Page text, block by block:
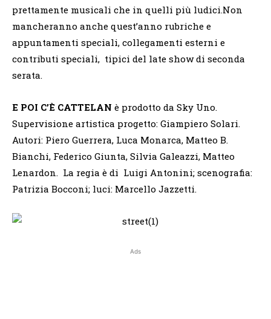
prettamente musicali che in quelli più ludici.Non
mancheranno anche quest’anno rubriche e
appuntamenti speciali, collegamenti esterni e
contributi speciali, tipici del late show di seconda
serata.
E POI C’È CATTELAN è prodotto da Sky Uno.
Supervisione artistica progetto: Giampiero Solari.
Autori: Piero Guerrera, Luca Monarca, Matteo B.
Bianchi, Federico Giunta, Silvia Galeazzi, Matteo
Lenardon. La regia è di Luigi Antonini; scenografia:
Patrizia Bocconi; luci: Marcello Jazzetti.
Ads